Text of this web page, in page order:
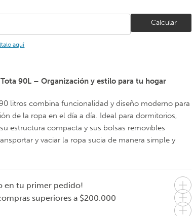
Set de 5 utensilios
ergonómicos con
bandeja
Calcular
aquí
90L – Organización y estilo para tu hogar
litros combina funcionalidad y diseño moderno para
de la ropa en el día a día. Ideal para dormitorios,
estructura compacta y sus bolsas removibles
y vaciar la ropa sucia de manera simple y
en tu primer pedido!
superiores a $200.000